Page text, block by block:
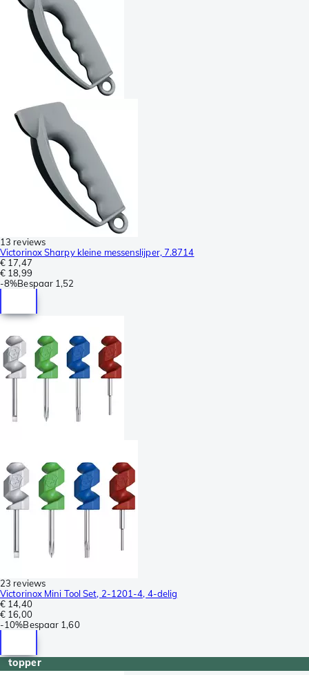
13 reviews
Victorinox Sharpy kleine messenslijper, 7.8714
€ 17,47
€ 18,99
-8%Bespaar 1,52
23 reviews
Victorinox Mini Tool Set, 2-1201-4, 4-delig
€ 14,40
€ 16,00
-10%Bespaar 1,60
topper